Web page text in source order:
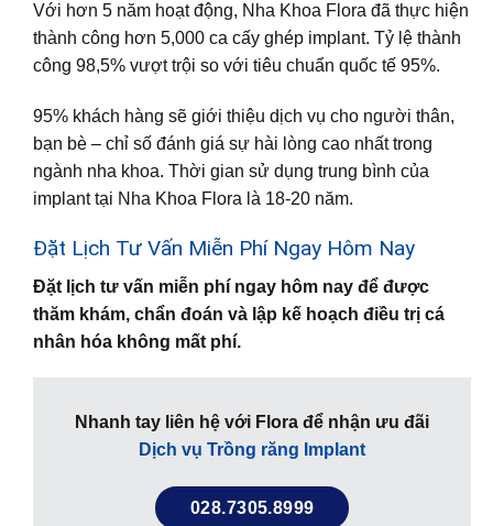
Với hơn 5 năm hoạt động, Nha Khoa Flora đã thực hiện
thành công hơn 5,000 ca cấy ghép implant. Tỷ lệ thành
công 98,5% vượt trội so với tiêu chuẩn quốc tế 95%.
95% khách hàng sẽ giới thiệu dịch vụ cho người thân,
bạn bè – chỉ số đánh giá sự hài lòng cao nhất trong
ngành nha khoa. Thời gian sử dụng trung bình của
implant tại Nha Khoa Flora là 18-20 năm.
Đặt Lịch Tư Vấn Miễn Phí Ngay Hôm Nay
Đặt lịch tư vấn miễn phí ngay hôm nay để được
thăm khám, chẩn đoán và lập kế hoạch điều trị cá
nhân hóa không mất phí.
Nhanh tay liên hệ với Flora để nhận ưu đãi
Dịch vụ Trồng răng Implant
028.7305.8999